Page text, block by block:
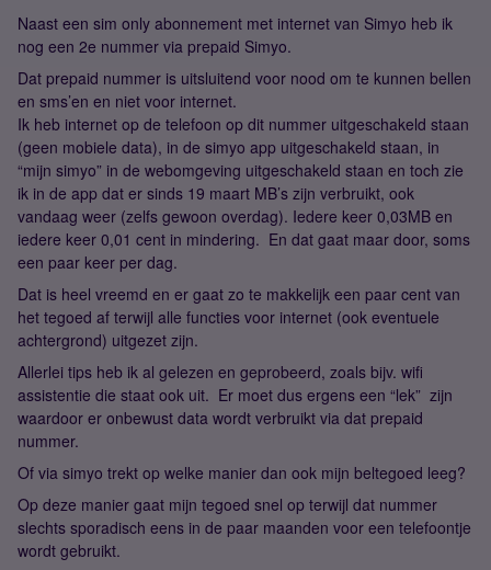
Naast een sim only abonnement met internet van Simyo heb ik
nog een 2e nummer via prepaid Simyo.
Dat prepaid nummer is uitsluitend voor nood om te kunnen bellen
en sms’en en niet voor internet.
Ik heb internet op de telefoon op dit nummer uitgeschakeld staan
(geen mobiele data), in de simyo app uitgeschakeld staan, in
“mijn simyo” in de webomgeving uitgeschakeld staan en toch zie
ik in de app dat er sinds 19 maart MB’s zijn verbruikt, ook
vandaag weer (zelfs gewoon overdag). Iedere keer 0,03MB en
iedere keer 0,01 cent in mindering. En dat gaat maar door, soms
een paar keer per dag.
Dat is heel vreemd en er gaat zo te makkelijk een paar cent van
het tegoed af terwijl alle functies voor internet (ook eventuele
achtergrond) uitgezet zijn.
Allerlei tips heb ik al gelezen en geprobeerd, zoals bijv. wifi
assistentie die staat ook uit. Er moet dus ergens een “lek” zijn
waardoor er onbewust data wordt verbruikt via dat prepaid
nummer.
Of via simyo trekt op welke manier dan ook mijn beltegoed leeg?
Op deze manier gaat mijn tegoed snel op terwijl dat nummer
slechts sporadisch eens in de paar maanden voor een telefoontje
wordt gebruikt.